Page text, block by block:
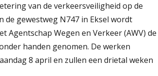
van de verkeersveiligheid op de
de gewestweg N747 in Eksel wordt
Agentschap Wegen en Verkeer (AWV) de
handen genomen. De werken
8 april en zullen een drietal weken